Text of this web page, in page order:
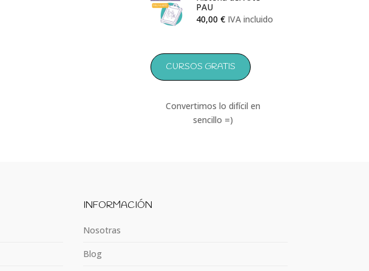
PAU
40,00€ IVA incluido
CURSOS GRATIS
Convertimos lo difícil en
sencillo =)
INFORMACIÓN
Nosotras
Blog